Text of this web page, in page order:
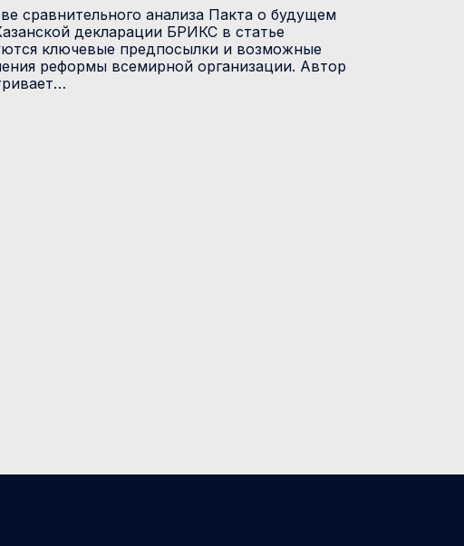
сравнительного анализа Пакта о будущем
декларации БРИКС в статье
ключевые предпосылки и возможные
реформы всемирной организации. Автор